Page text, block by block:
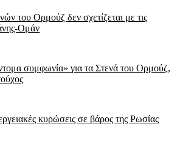
του Ορμούζ δεν σχετίζεται με τις
Ομάν
συμφωνία» για τα Στενά του Ορμούζ,
κυρώσεις σε βάρος της Ρωσίας